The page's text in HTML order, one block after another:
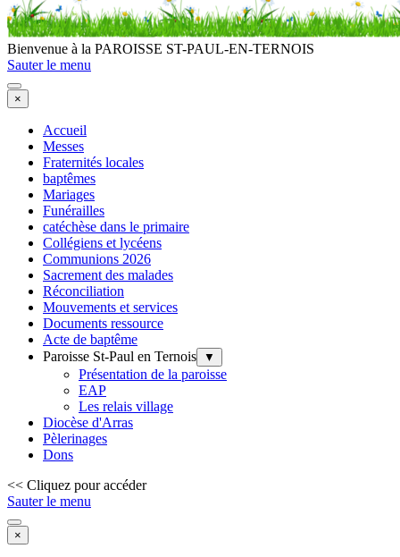
Bienvenue à la PAROISSE ST-PAUL-EN-TERNOIS
Sauter le menu
×
Accueil
Messes
Fraternités locales
baptêmes
Mariages
Funérailles
catéchèse dans le primaire
Collégiens et lycéens
Communions 2026
Sacrement des malades
Réconciliation
Mouvements et services
Documents ressource
Acte de baptême
Paroisse St-Paul en Ternois
▼
Présentation de la paroisse
EAP
Les relais village
Diocèse d'Arras
Pèlerinages
Dons
<< Cliquez pour accéder
Sauter le menu
×